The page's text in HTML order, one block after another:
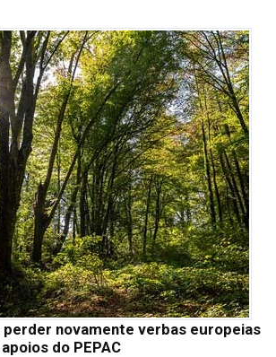
novamente verbas europeias
do PEPAC